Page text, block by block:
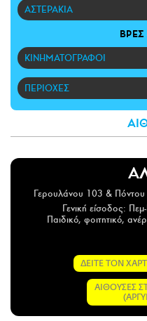
LIFOLAND
ΑΜΠΑ
PRINT
ΚΙΝΗΜΑΤΟΓΡΑΦΟΙ
ΠΕΡΙΟΧΕΣ
ΑΣΤΕΡΑΚΙΑ
Γερουλάνου 103 &
Γενική είσοδος:
Παιδικό, φοιτητικό,
ΔΕΙΤΕ ΤΟΝ
ΑΙΘΟΥΣΕΣ